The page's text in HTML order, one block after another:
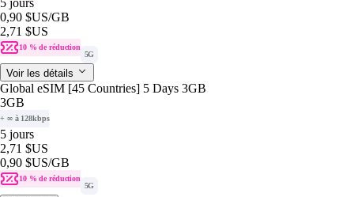
0,90 $US/GB
2,71 $US
10 % de réduction
5G
Voir les détails
Global eSIM [45 Countries] 5 Days 3GB
3GB
+ ∞ à 128kbps
5 jours
2,71 $US
0,90 $US/GB
10 % de réduction
5G